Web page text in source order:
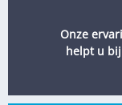
Onze
helpt u